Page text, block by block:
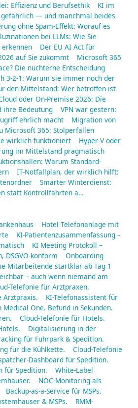
Effizienz und Berufsethik
KI im
— und manchmal beides
ohne Spam-Effekt: Worauf es
bei LLMs: Wie Sie
Der EU AI Act für
auf Sie zukommt
Microsoft 365
Die nüchterne Entscheidung
3-2-1: Warum sie immer noch der
den Mittelstand: Wer betroffen ist
oder On-Premise 2026: Die
ihre Bedeutung
VPN war gestern:
ehrlich macht
Migration von
Microsoft 365: Stolperfallen
wirklich funktioniert
Hyper-V oder
im Mittelstand pragmatisch
Warum Standard-
IT-Notfallplan, der wirklich hilft:
Smarter Winterdienst:
statt Kontrollfahrten a…
Hotel Telefonanlage mit
KI-Patientenzusammenfassung –
KI Meeting Protokoll –
DSGVO-konform
Onboarding
Mitarbeitende startklar ab Tag 1
– auch wenn niemand am
Telefonie für Arztpraxen.
Arztpraxis.
KI-Telefonassistent für
Medical One. Befund in Sekunden.
Cloud-Telefonie für Hotels.
Digitalisierung in der
für Fuhrpark & Spedition.
für die Kühlkette.
Cloud-Telefonie
Dashboard für Spedition.
für Spedition.
White-Label
NOC-Monitoring als
Backup-as-a-Service für MSPs.
& MSPs.
RMM-